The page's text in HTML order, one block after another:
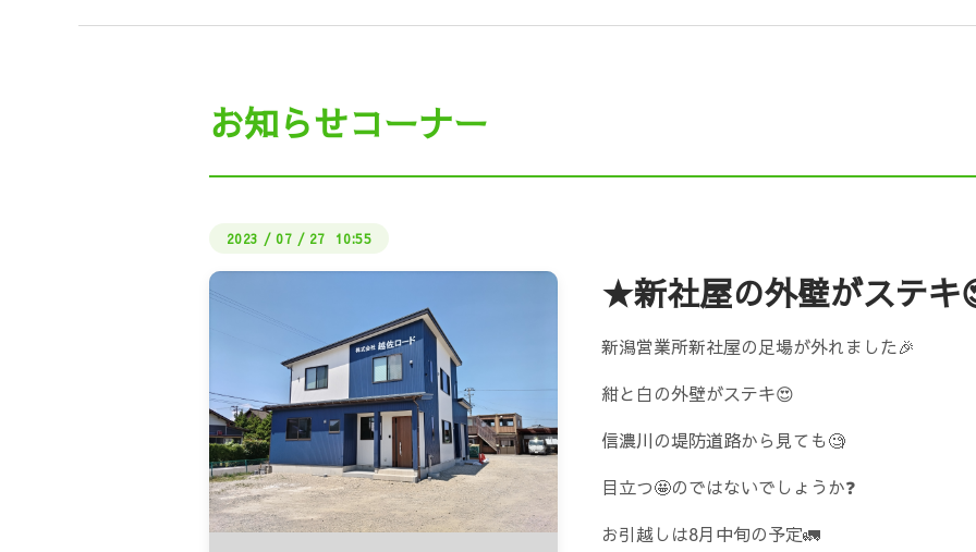
企業ガイドブックにいがた（新潟市の就職応援サイト）
さどUIターン・地元就職応援サイト『COMPASS（コンパス）』
インターンシップ情報（新潟県） にいがた鮭プロジェクト
お知らせコーナー
2023 /07 / 27 10:55
★新社屋の外壁がステ
新潟営業所新社屋の足場が外れました🎉
紺と白の外壁がステキ😍
信濃川の堤防道路から見ても🧐
目立つ🤩のではないでしょうか❓
お引越しは8月中旬の予定🚛